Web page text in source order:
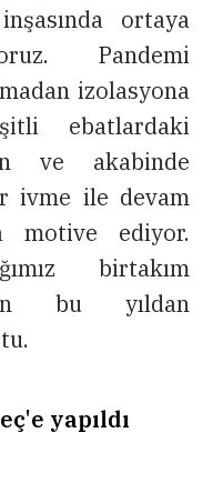
ortaya
Pandemi
izolasyona
ebatlardaki
ve akabinde
ivme ile devam
motive ediyor.
birtakım
bu yıldan
yapıldı